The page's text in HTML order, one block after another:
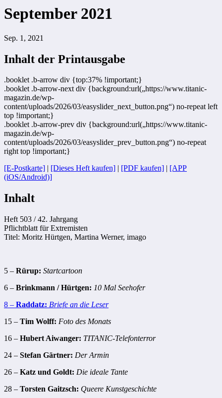
September 2021
Sep. 1, 2021
Inhalt der Printausgabe
.booklet .b-arrow div {top:37% !important;}
.booklet .b-arrow-next div {background:url(„https://www.titanic-
magazin.de/wp-
content/uploads/2026/03/easyslider_next_button.png“) no-repeat left
top !important;}
.booklet .b-arrow-prev div {background:url(„https://www.titanic-
magazin.de/wp-
content/uploads/2026/03/easyslider_prev_button.png“) no-repeat
right top !important;}
[E-Postkarte] | [Dieses Heft kaufen] | [PDF kaufen] | [APP
(iOS/Android)]
Inhalt
Heft 503 / 42. Jahrgang
Pflichtblatt für Extremisten
Titel: Moritz Hürtgen, Martina Werner, imago
5 – Rürup: Startcartoon
6 – Brinkmann / Hürtgen: 10 Mal Seehofer
8 – Raddatz: Briefe an die Leser
15 – Tim Wolff: Foto des Monats
16 – Hubert Aiwanger: TITANIC-Telefonterror
24 – Stefan Gärtner: Der Armin
26 – Katz und Goldt: Die ideale Tante
28 – Torsten Gaitzsch: Queere Kunstgeschichte